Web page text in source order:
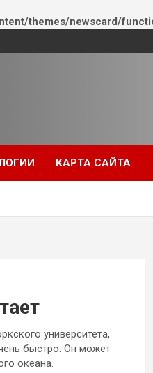
themes/newscard/
КАРТА САЙТА
университета,
быстро. Он может
океана.